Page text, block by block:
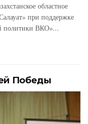
областное
при поддержке
политики ВКО»...
Победы